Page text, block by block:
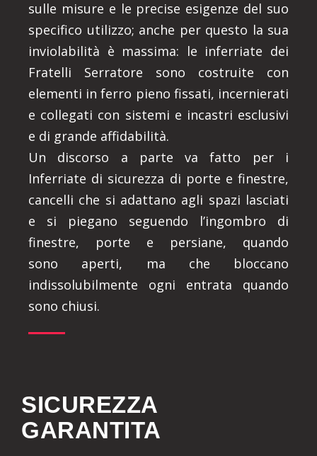
sulle misure e le precise esigenze del suo
specifico utilizzo; anche per questo la sua
inviolabilità è massima: le inferriate dei
Fratelli Serratore sono costruite con
elementi in ferro pieno fissati, incernierati
e collegati con sistemi e incastri esclusivi
e di grande affidabilità.
Un discorso a parte va fatto per i
Inferriate di sicurezza di porte e finestre,
cancelli che si adattano agli spazi lasciati
e si piegano seguendo l’ingombro di
finestre, porte e persiane, quando
sono aperti, ma che bloccano
indissolubilmente ogni entrata quando
sono chiusi.
SICUREZZA
GARANTITA